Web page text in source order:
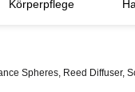
Körperpflege
Spheres, Reed Diffuser,